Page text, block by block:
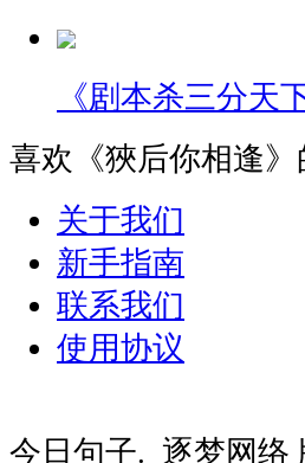
《剧本杀三分天下
喜欢《狹后你相逢》
关于我们
新手指南
联系我们
使用协议
今日句子. 逐梦网络